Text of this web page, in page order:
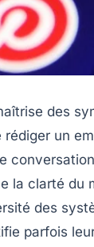
des
rédiger un
clarté du
des
parfois